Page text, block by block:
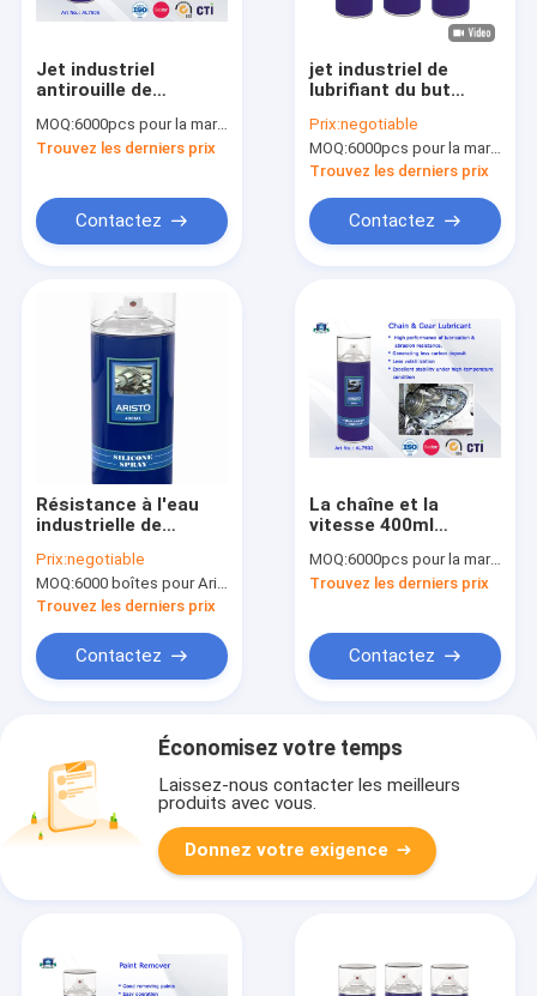
Jet industriel
antirouille de
avec l'inscription et
vidanger la fonction
MOQ:6000pcs pour la marque d'Aristo, 15000pcs pour la marque de client
Trouvez les derniers prix
Contactez
jet industriel de
lubrifiant du but
matière première
d'huile, anti jet de
rouille
Prix:negotiable
MOQ:6000pcs pour la marque d'Aristo, 15000pcs pour la marque de client
Trouvez les derniers prix
Contactez
Résistance à l'eau
industrielle de
400ml/500ml
porteurs lourds
Prix:negotiable
MOQ:6000 boîtes pour Aristo stigmatisent, 15000 boîtes pour la marque de client
Trouvez les derniers prix
Contactez
La chaîne et la
vitesse 400ml
lubrifiants industriels
pour la lubrification
MOQ:6000pcs pour la marque d'Aristo, 15000pcs pour la marque de client
Trouvez les derniers prix
Contactez
Économisez votre temps
Laissez-nous contacter les meilleurs
produits avec vous.
Donnez votre exigence